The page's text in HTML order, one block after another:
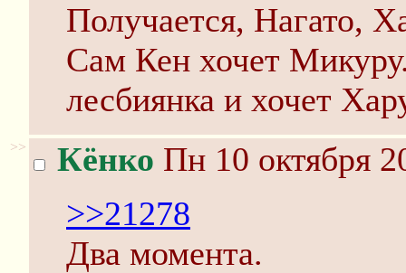
Получается, Нагато,
Сам Кен хочет
лесбиянка и хочет
>> Кёнко Пн 10 октября
>>21278
Два момента.